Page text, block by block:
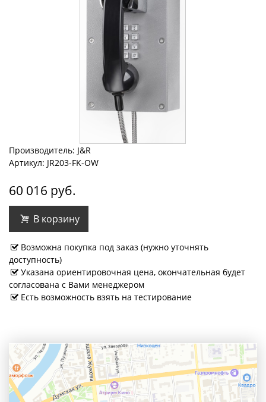
Производитель: J&R
Артикул: JR203-FK-OW
60 016 руб.
В корзину
Возможна покупка под заказ (нужно уточнять
доступность)
Указана ориентировочная цена, окончательная будет
согласована с Вами менеджером
Есть возможность взять на тестирование